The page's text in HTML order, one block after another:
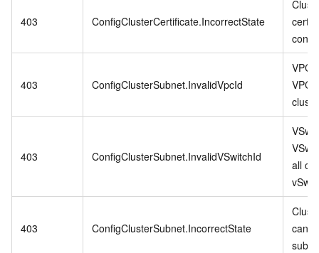
403 ConfigClusterCertificate.IncorrectState
403 ConfigClusterSubnet.InvalidVpcId
VPC
VPC
403 ConfigClusterSubnet.InvalidVSwitchId
all
403 ConfigClusterSubnet.IncorrectState
can